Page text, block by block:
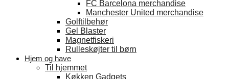
FC Barcelona merchandise
Manchester United merchandise
Golftilbehør
Gel Blaster
Magnetfiskeri
Rulleskøjter til børn
Hjem og have
Til hjemmet
Køkken Gadgets